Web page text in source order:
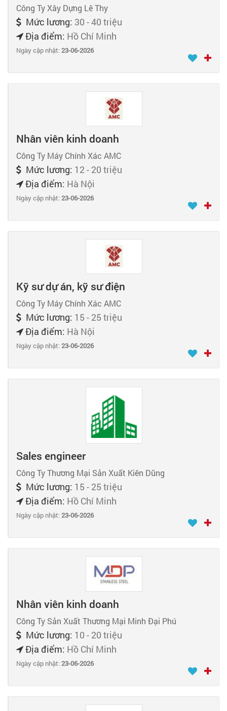
Công Ty Xây Dựng Lê Thy
Mức lương: 30 - 40 triệu
Địa điểm: Hồ Chí Minh
Ngày cập nhật:23-06-2026
Nhân viên kinh doanh
Công Ty Máy Chính Xác AMC
Mức lương: 12 - 20 triệu
Địa điểm: Hà Nội
Ngày cập nhật:23-06-2026
Kỹ sư dự án, kỹ sư điện
Công Ty Máy Chính Xác AMC
Mức lương: 15 - 25 triệu
Địa điểm: Hà Nội
Ngày cập nhật:23-06-2026
Sales engineer
Công Ty Thương Mại Sản Xuất Kiên Dũng
Mức lương: 15 - 25 triệu
Địa điểm: Hồ Chí Minh
Ngày cập nhật:23-06-2026
Nhân viên kinh doanh
Công Ty Sản Xuất Thương Mại Minh Đại Phú
Mức lương: 10 - 20 triệu
Địa điểm: Hồ Chí Minh
Ngày cập nhật:23-06-2026